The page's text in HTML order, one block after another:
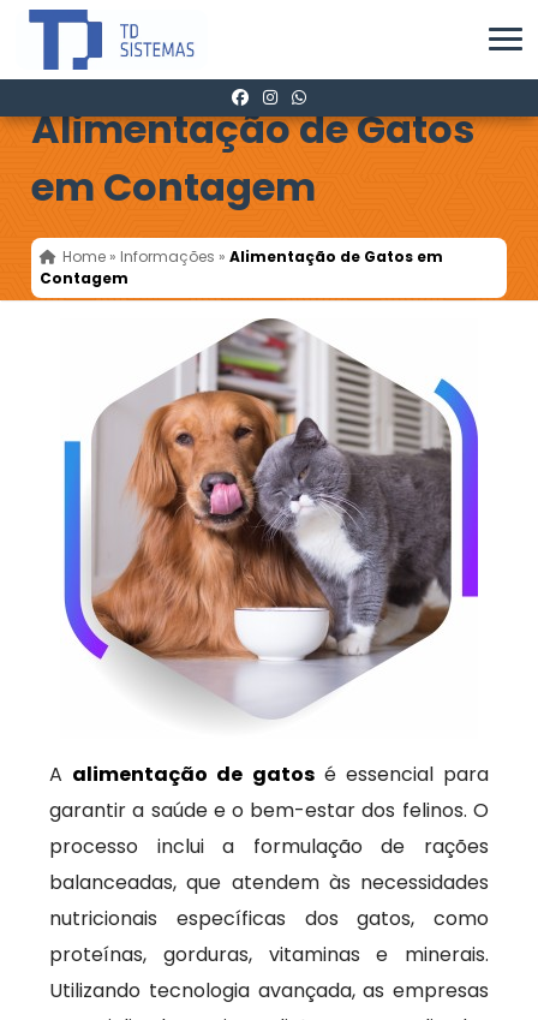
Alimentação de Gatos
em Contagem
Home » Informações »Alimentação de Gatos em
Contagem
A alimentação de gatosé essencial para
garantir a saúde e o bem-estar dos felinos. O
processo inclui a formulação de rações
balanceadas, que atendem às necessidades
nutricionais específicas dos gatos, como
proteínas, gorduras, vitaminas e minerais.
Utilizando tecnologia avançada, as empresas